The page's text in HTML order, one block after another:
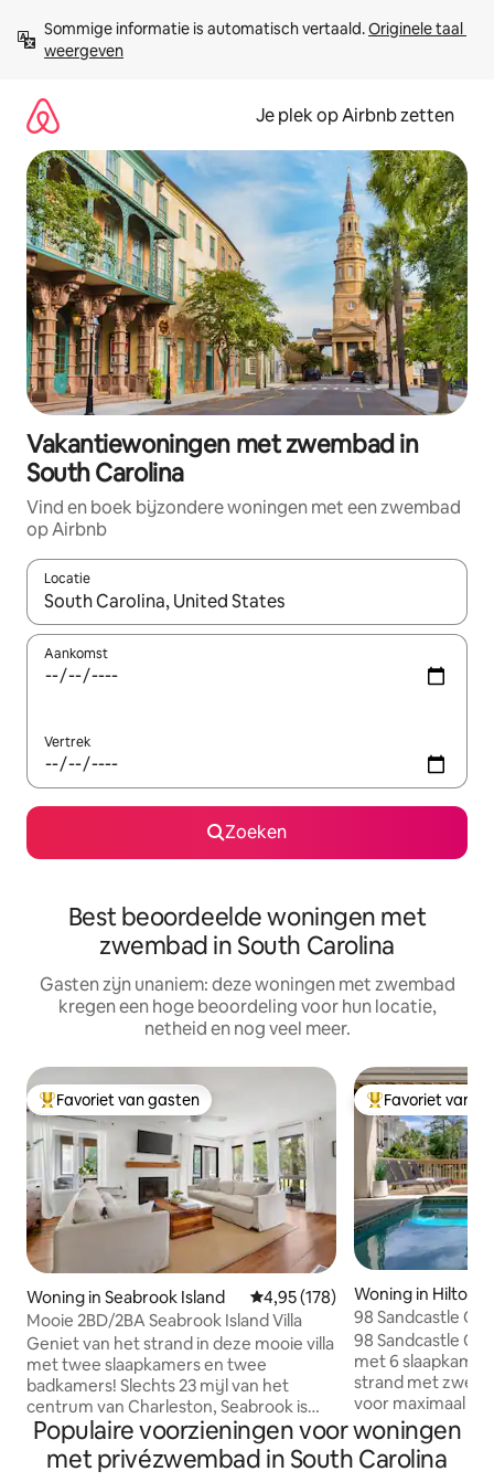
direct
naar
Sommige informatie is automatisch vertaald. Originele taal
weergeven
Je plek op Airbnb zetten
Vakantiewoningen met zwembad in
South Carolina
Vind en boek bijzondere woningen met een zwembad
op Airbnb
Locatie
Wanneer er resultaten beschikbaar zijn, maak je een keuze
Aankomst
Vertrek
Zoeken
Best beoordeelde woningen met
zwembad in South Carolina
Gasten zijn unaniem: deze woningen met zwembad
kregen een hoge beoordeling voor hun locatie,
netheid en nog veel meer.
Topfavoriet van gasten
Favoriet van gasten
Woning in Seabrook Island Gemiddelde beoordeling van
4,95 (178)
Mooie 2BD/2BA Seabrook Island Villa
Geniet van het strand in deze mooie villa
met twee slaapkamers en twee
badkamers! Slechts 23 mijl van het
centrum van Charleston, Seabrook is
een omheinde resortgemeenschap van
2200 hectare met meerdere luxe
voorzieningen. Deze villa aan het einde
Topfavoriet van
Favoriet van
Woning in Hilton
98 Sandcastle Ct
98 Sandcastle Ct
met 6
strand met
voor maximaal 22 gasten )
& 2 in Queen slaapbank.
vierkante voet, 6
verwarmd
Populaire voorzieningen voor woningen
met privézwembad in South Carolina